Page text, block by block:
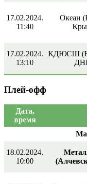
17.02.2024.
11:40
Океан
17.02.2024.
13:10
КДЮСШ
Плей-офф
Дата,
время
18.02.2024.
10:00